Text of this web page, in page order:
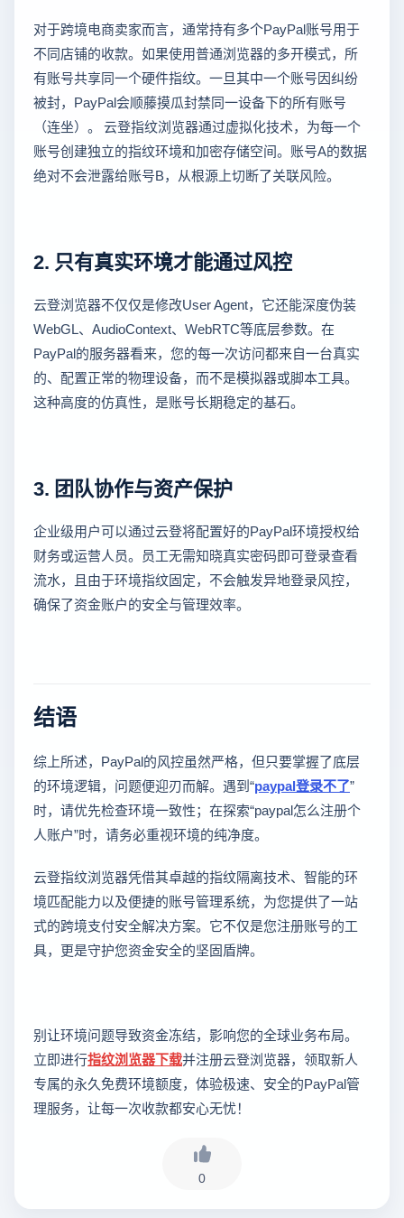
对于跨境电商卖家而言，通常持有多个PayPal账号用于
不同店铺的收款。如果使用普通浏览器的多开模式，所
有账号共享同一个硬件指纹。一旦其中一个账号因纠纷
被封，PayPal会顺藤摸瓜封禁同一设备下的所有账号
（连坐）。 云登指纹浏览器通过虚拟化技术，为每一个
账号创建独立的指纹环境和加密存储空间。账号A的数据
绝对不会泄露给账号B，从根源上切断了关联风险。
2. 只有真实环境才能通过风控
云登浏览器不仅仅是修改User Agent，它还能深度伪装
WebGL、AudioContext、WebRTC等底层参数。在
PayPal的服务器看来，您的每一次访问都来自一台真实
的、配置正常的物理设备，而不是模拟器或脚本工具。
这种高度的仿真性，是账号长期稳定的基石。
3. 团队协作与资产保护
企业级用户可以通过云登将配置好的PayPal环境授权给
财务或运营人员。员工无需知晓真实密码即可登录查看
流水，且由于环境指纹固定，不会触发异地登录风控，
确保了资金账户的安全与管理效率。
结语
综上所述，PayPal的风控虽然严格，但只要掌握了底层
的环境逻辑，问题便迎刃而解。遇到“paypal登录不了”
时，请优先检查环境一致性；在探索“paypal怎么注册个
人账户”时，请务必重视环境的纯净度。
云登指纹浏览器凭借其卓越的指纹隔离技术、智能的环
境匹配能力以及便捷的账号管理系统，为您提供了一站
式的跨境支付安全解决方案。它不仅是您注册账号的工
具，更是守护您资金安全的坚固盾牌。
别让环境问题导致资金冻结，影响您的全球业务布局。
立即进行指纹浏览器下载并注册云登浏览器，领取新人
专属的永久免费环境额度，体验极速、安全的PayPal管
理服务，让每一次收款都安心无忧！
0